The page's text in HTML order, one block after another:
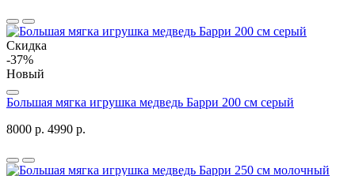
Скидка
-37%
Новый
Большая мягка игрушка медведь Барри 200 см серый
8000 р. 4990 р.